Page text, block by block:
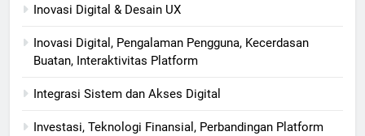
Inovasi Digital & Desain UX
Inovasi Digital, Pengalaman Pengguna, Kecerdasan
Buatan, Interaktivitas Platform
Integrasi Sistem dan Akses Digital
Investasi, Teknologi Finansial, Perbandingan Platform